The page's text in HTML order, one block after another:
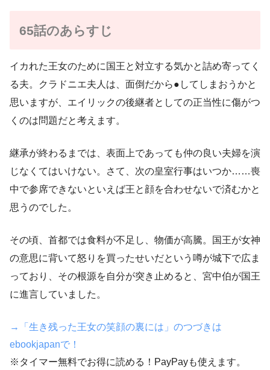
65話のあらすじ
イカれた王女のために国王と対立する気かと詰め寄ってく
る夫。クラドニエ夫人は、面倒だから●してしまおうかと
思いますが、エイリックの後継者としての正当性に傷がつ
くのは問題だと考えます。
継承が終わるまでは、表面上であっても仲の良い夫婦を演
じなくてはいけない。さて、次の皇室行事はいつか……喪
中で参席できないといえば王と顔を合わせないで済むかと
思うのでした。
その頃、首都では食料が不足し、物価が高騰。国王が女神
の意思に背いて怒りを買ったせいだという噂が城下で広ま
っており、その根源を自分が突き止めると、宮中伯が国王
に進言していました。
→「生き残った王女の笑顔の裏には」のつづきは
ebookjapanで！
※タイマー無料でお得に読める！PayPayも使えます。